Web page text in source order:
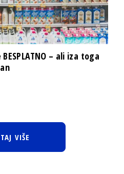
– ali iza toga
VIŠE